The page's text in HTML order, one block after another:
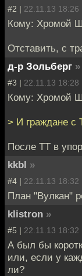
#2 | 22.11.13 18:26
Кому: Хромой
Отставить, с
д-р Зольберг »
#3 | 22.11.13 18:28
Кому: Хромой
> И граждане с
После ТТ в
kkbl »
#4 | 22.11.13 18:32
План "Вулкан"
klistron »
#5 | 22.11.13 18:32
А был бы
или, если у
ли?